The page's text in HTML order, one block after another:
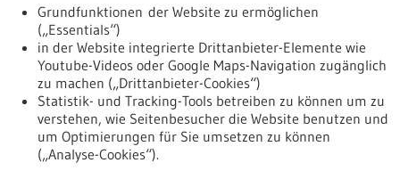
https://www.gesundheitsindustrie-
bw.de/datenbank/foerderungen/beratungsgutscheine-
gesundheitswirtschaft-asien
Pressemitteilung - 16.07.2026
Wirtschaftsministerin Hoffmeister-Kraut
besucht das Universitätsklinikum Freiburg
Grundfunktionen der Website zu ermöglichen
(„Essentials“)
in der Website integrierte Drittanbieter-Elemente wie
Youtube-Videos oder Google Maps-Navigation zugänglich
zu machen („Drittanbieter-Cookies“)
Statistik- und Tracking-Tools betreiben zu können um zu
verstehen, wie Seitenbesucher die Website benutzen und
um Optimierungen für Sie umsetzen zu können
(„Analyse-Cookies“).